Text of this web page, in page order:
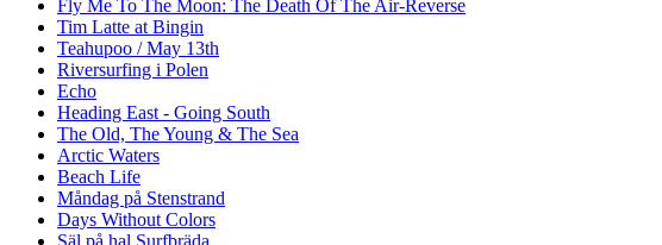
Fly Me To The Moon: The Death Of The Air-Reverse
Tim Latte at Bingin
Teahupoo / May 13th
Riversurfing i Polen
Echo
Heading East - Going South
The Old, The Young & The Sea
Arctic Waters
Beach Life
Måndag på Stenstrand
Days Without Colors